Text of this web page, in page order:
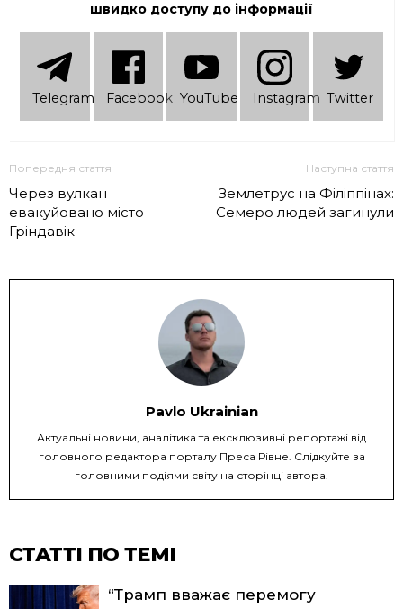
швидко доступу до інформації
Telеgram Facebook YouTube Instagram Twitter
Попередня стаття
Через вулкан
евакуйовано місто
Гріндавік
Наступна стаття
Землетрус на Філіппінах:
Семеро людей загинули
Pavlo Ukrainian
Актуальні новини, аналітика та ексклюзивні репортажі від
головного редактора порталу Преса Рівне. Слідкуйте за
головними подіями світу на сторінці автора.
СТАТТІ ПО ТЕМІ
“Трамп вважає перемогу